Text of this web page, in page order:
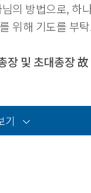
의 방법으로, 하
위해 기도를 부
장 및 초대총장
기